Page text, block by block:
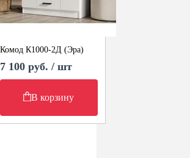
Комод К1000-2Д (Эра)
7 100 руб. / шт
В корзину